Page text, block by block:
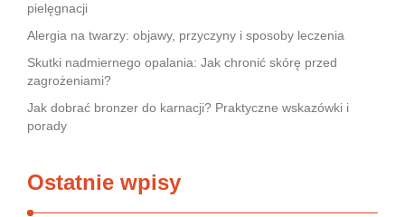
pielęgnacji
Alergia na twarzy: objawy, przyczyny i sposoby leczenia
Skutki nadmiernego opalania: Jak chronić skórę przed
zagrożeniami?
Jak dobrać bronzer do karnacji? Praktyczne wskazówki i
porady
Ostatnie wpisy